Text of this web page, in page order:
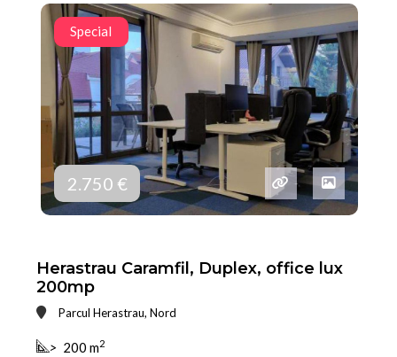
Special
2.750 €
Herastrau Caramfil, Duplex, office lux
200mp
Parcul Herastrau, Nord
> 200 m2